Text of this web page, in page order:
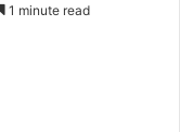
1 minute read